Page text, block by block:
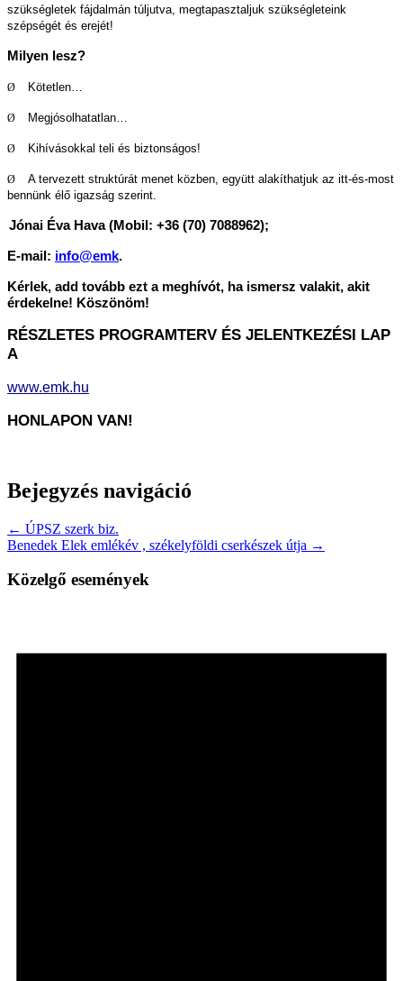
szükségletek fájdalmán túljutva, megtapasztaljuk szükségleteink
szépségét és erejét!
Milyen lesz?
Ø Kötetlen…
Ø Megjósolhatatlan…
Ø Kihívásokkal teli és biztonságos!
Ø
A tervezett struktúrát menet közben, együtt alakíthatjuk az itt-és-most
bennünk élő igazság szerint.
Jónai Éva Hava (Mobil: +36 (70) 7088962);
E-mail: info@emk.
Kérlek, add tovább ezt a meghívót, ha ismersz valakit, akit
érdekelne! Köszönöm!
RÉSZLETES PROGRAMTERV ÉS JELENTKEZÉSI LAP
A
www.emk.hu
HONLAPON VAN!
Bejegyzés navigáció
← ÚPSZ szerk biz.
Benedek Elek emlékév , székelyföldi cserkészek útja →
Közelgő események